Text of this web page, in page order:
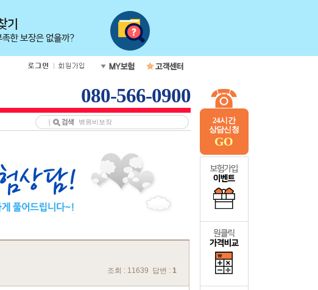
24시간
상담신청
GO
080-566-0900
조회 : 11639 답변 : 1